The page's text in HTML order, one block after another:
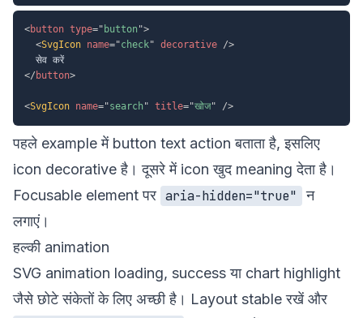
<button type=" button">
<SvgIcon name="check" decorative />
</ button>
<SvgIcon name="search" title="खोज" />
पहले example में button text action बताता है, इसलिए
icon decorative है। दूसरे में icon खुद meaning देता है।
Focusable element पर aria-hidden="true"
न
लगाएं।
हल्की animation
SVG animation loading, success या chart highlight
जैसे छोटे संकेतों के लिए अच्छी है। Layout stable रखें और